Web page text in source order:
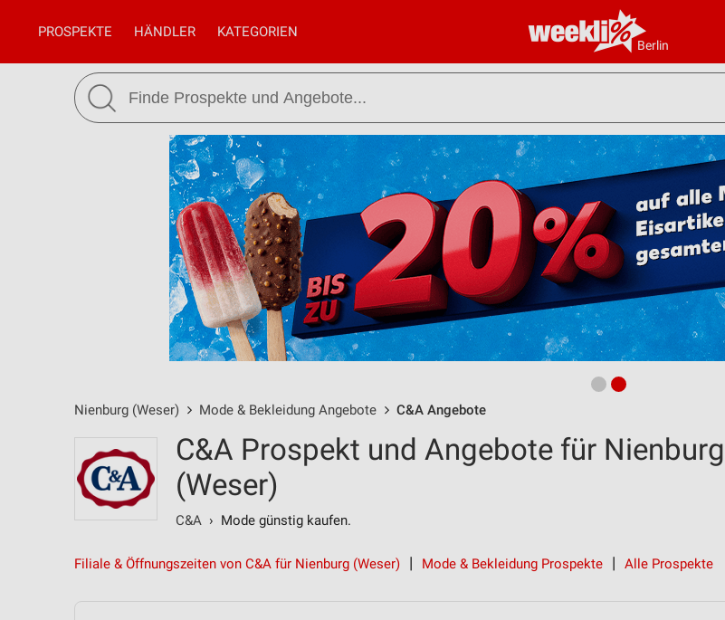
Berlin
PROSPEKTE HÄNDLER KATEGORIEN
Nienburg (Weser) Mode & Bekleidung Angebote C&A Angebote
C&A Prospekt und Angebote für Nienburg
(Weser)
C&A › Mode günstig kaufen.
Filiale & Öffnungszeiten von C&A für Nienburg (Weser) Mode & Bekleidung Prospekte Alle Prospekte